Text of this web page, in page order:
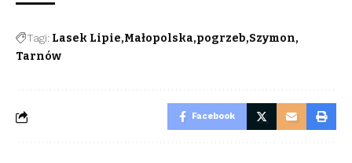
Tagi: Lasek Lipie Małopolska pogrzeb Szymon
Tarnów
Facebook